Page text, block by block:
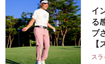
イ
る
ブ
ス